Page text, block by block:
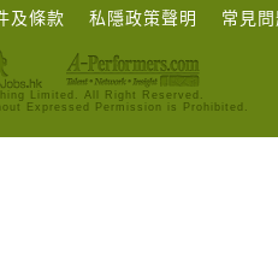
及條款 私隱政策聲明 常見
Limited. All Right Reserved.
Expressed Permission is Prohibited.